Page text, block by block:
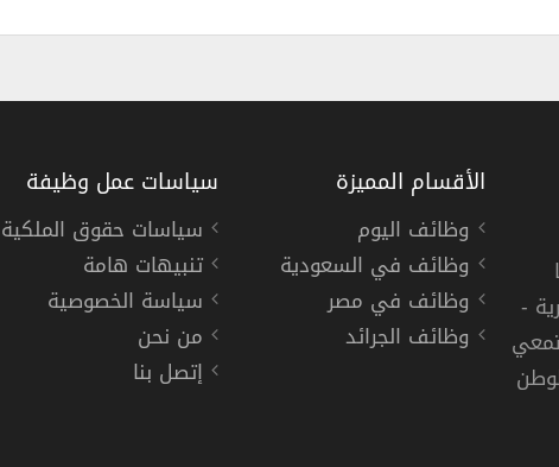
والجودة بمدينة الرياض
-
الأقسام المميزة
وظائف اليوم
وظائف في السعودية
وظائف في مصر
وظائف الجرائد
سياسات عمل وظيفة
سياسات حقوق الملكية
تنبيهات هامة
سياسة الخصوصية
من نحن
إتصل بنا